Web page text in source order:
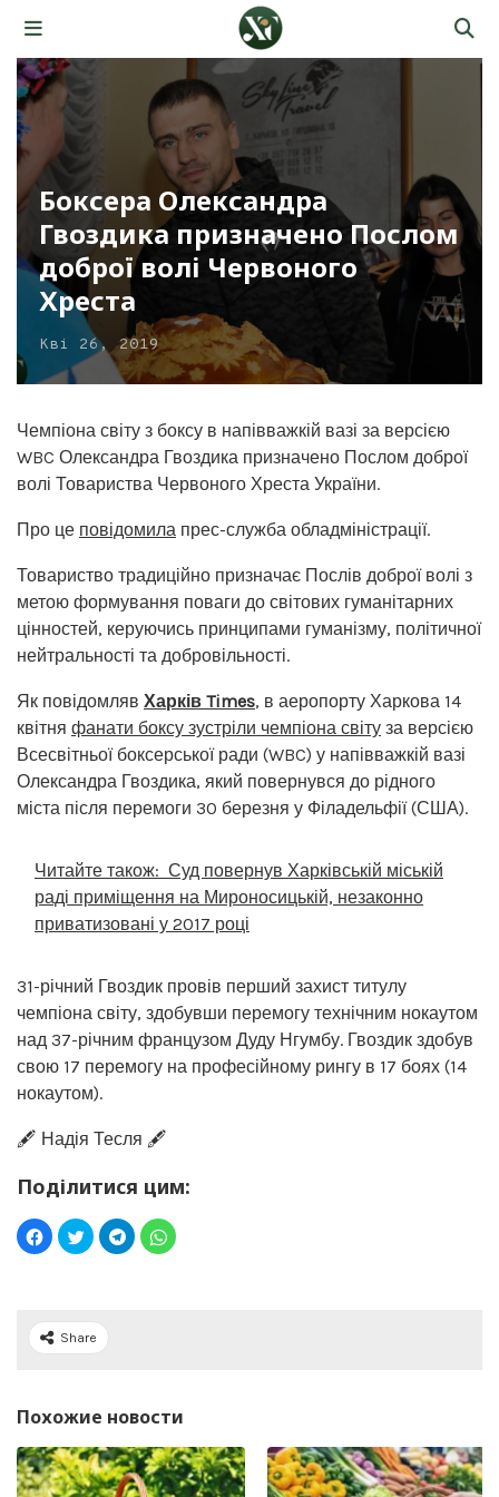
Боксера Олександра
Гвоздика призначено Послом
доброї волі Червоного
Хреста
Кві 26, 2019
Чемпіона світу з боксу в напівважкій вазі за версією
WBC Олександра Гвоздика призначено Послом доброї
волі Товариства Червоного Хреста України.
Про це повідомила прес-служба обладміністрації.
Товариство традиційно призначає Послів доброї волі з
метою формування поваги до світових гуманітарних
цінностей, керуючись принципами гуманізму, політичної
нейтральності та добровільності.
Як повідомляв Харків Times, в аеропорту Харкова 14
квітня фанати боксу зустріли чемпіона світу за версією
Всесвітньої боксерської ради (WBC) у напівважкій вазі
Олександра Гвоздика, який повернувся до рідного
міста після перемоги 30 березня у Філадельфії (США).
Читайте також: Суд повернув Харківській міській
раді приміщення на Мироносицькій, незаконно
приватизовані у 2017 році
31-річний Гвоздик провів перший захист титулу
чемпіона світу, здобувши перемогу технічним нокаутом
над 37-річним французом Дуду Нгумбу. Гвоздик здобув
свою 17 перемогу на професійному рингу в 17 боях (14
нокаутом).
🖋️ Надія Тесля 🖋️
Поділитися цим:
Share
Похожие новости